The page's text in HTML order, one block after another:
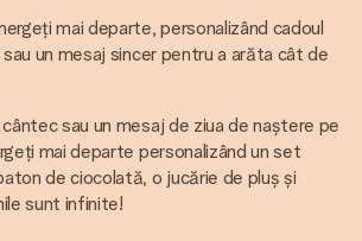
mai departe, personalizând cadoul
un mesaj sincer pentru a arăta cât de
sau un mesaj de ziua de naștere pe
mai departe personalizând un set
de ciocolată, o jucărie de pluș și
sunt infinite!